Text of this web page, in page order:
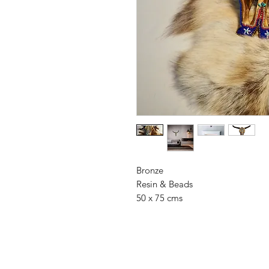
Bronze
Resin & Beads
50 x 75 cms